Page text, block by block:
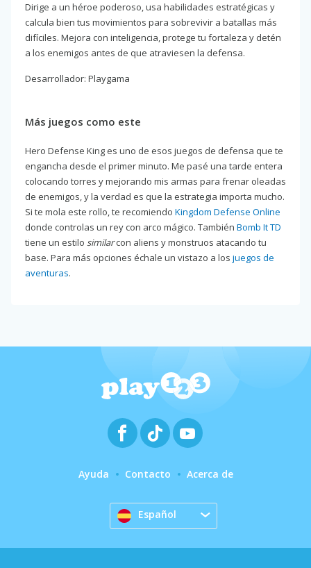
Dirige a un héroe poderoso, usa habilidades estratégicas y
calcula bien tus movimientos para sobrevivir a batallas más
difíciles. Mejora con inteligencia, protege tu fortaleza y detén
a los enemigos antes de que atraviesen la defensa.
Desarrollador: Playgama
Más juegos como este
Hero Defense King es uno de esos juegos de defensa que te
engancha desde el primer minuto. Me pasé una tarde entera
colocando torres y mejorando mis armas para frenar oleadas
de enemigos, y la verdad es que la estrategia importa mucho.
Si te mola este rollo, te recomiendo Kingdom Defense Online
donde controlas un rey con arco mágico. También Bomb It TD
tiene un estilo similarcon aliens y monstruos atacando tu
base. Para más opciones échale un vistazo a los juegos de
aventuras.
Ayuda Contacto Acerca de
Español